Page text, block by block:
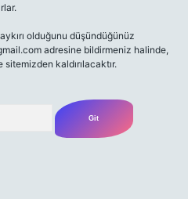
olduğunu düşündüğünüz
adresine bildirmeniz halinde,
kaldırılacaktır.